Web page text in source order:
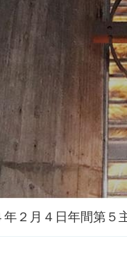
２月４日年間第５